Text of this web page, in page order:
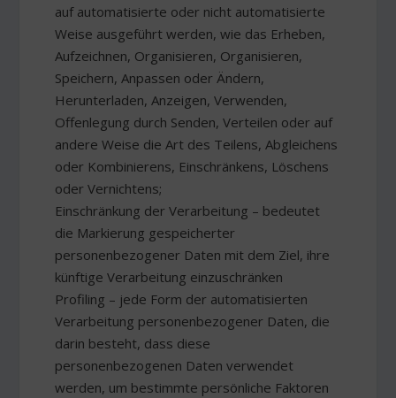
auf automatisierte oder nicht automatisierte
Weise ausgeführt werden, wie das Erheben,
Aufzeichnen, Organisieren, Organisieren,
Speichern, Anpassen oder Ändern,
Herunterladen, Anzeigen, Verwenden,
Offenlegung durch Senden, Verteilen oder auf
andere Weise die Art des Teilens, Abgleichens
oder Kombinierens, Einschränkens, Löschens
oder Vernichtens;
Einschränkung der Verarbeitung – bedeutet
die Markierung gespeicherter
personenbezogener Daten mit dem Ziel, ihre
künftige Verarbeitung einzuschränken
Profiling – jede Form der automatisierten
Verarbeitung personenbezogener Daten, die
darin besteht, dass diese
personenbezogenen Daten verwendet
werden, um bestimmte persönliche Faktoren